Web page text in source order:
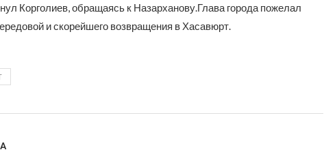
Корголиев, обращаясь к Назарханову.Глава города пожелал
и скорейшего возвращения в Хасавюрт.